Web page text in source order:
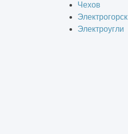
Чехов
Электрогорск
Электроугли